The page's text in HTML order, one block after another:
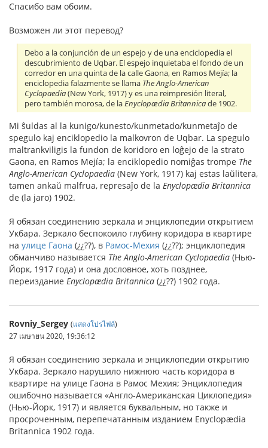
Спасибо вам обоим.
Возможен ли этот перевод?
Debo a la conjunción de un espejo y de una enciclopedia el
descubrimiento de Uqbar. El espejo inquietaba el fondo de un
corredor en una quinta de la calle Gaona, en Ramos Mejía; la
enciclopedia falazmente se llama The Anglo-American
Cyclopaedia(New York, 1917) y es una reimpresión literal,
pero también morosa, de laEnyclopædia Britannicade 1902.
Mi ŝuldas al la kunigo/kunesto/kunmetado/kunmetaĵo de
spegulo kaj enciklopedio la malkovron de Uqbar. La spegulo
maltrankviligis la fundon de koridoro en loĝejo de la strato
Gaona, en Ramos Mejía; la enciklopedio nomiĝas trompe The
Anglo-American Cyclopaedia (New York, 1917) kaj estas laŭlitera,
tamen ankaŭ malfrua, represaĵo de la Enyclopædia Britannica
de (la jaro) 1902.
Я обязан соединению зеркала и энциклопедии открытием
Укбара. Зеркало беспокоило глубину коридора в квартире
на улице Гаона (¿¿??), в Рамос-Мехия (¿¿??); энциклопедия
обманчиво называется The Anglo-American Cyclopaedia (Нью-
Йорк, 1917 года) и она дословное, хоть позднее,
переиздание Enyclopædia Britannica (¿¿??) 1902 года.
Rovniy_Sergey (แสดงโปรไฟล์)
27 เมษายน 2020, 19:36:12
Я обязан соединению зеркала и энциклопедии открытию
Укбара. Зеркало нарушило нижнюю часть коридора в
квартире на улице Гаона в Рамос Мехия; Энциклопедия
ошибочно называется «Англо-Американская Циклопедия»
(Нью-Йорк, 1917) и является буквальным, но также и
просроченным, перепечатанным изданием Enyclopædia
Britannica 1902 года.